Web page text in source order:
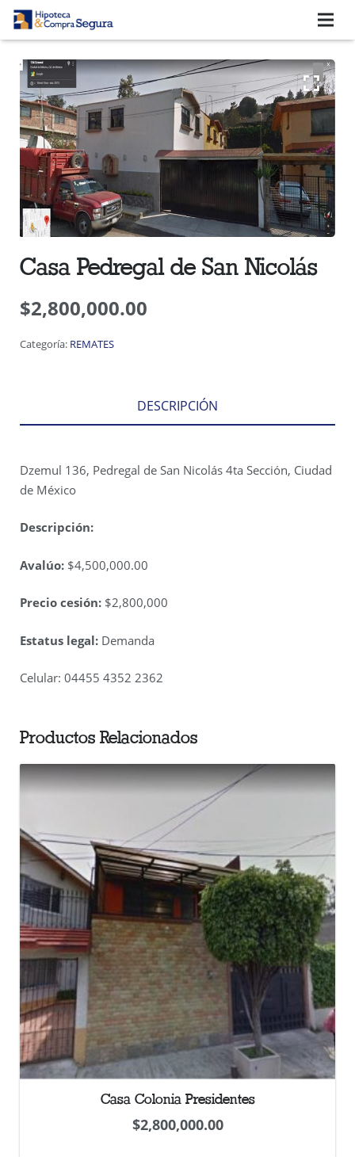
QUIENES SOMOS
SERVICIOS
BLOG
VIDEOTECA
COMENTARIOS DE CLIENTES
CONTACTO
¿Cómo comprar tu casa con un crédito?
Casa Pedregal de San Nicolás
$2,800,000.00
Categoría: REMATES
DESCRIPCIÓN
Dzemul 136, Pedregal de San Nicolás 4ta Sección, Ciudad
de México
Descripción:
Avalúo: $4,500,000.00
Precio cesión: $2,800,000
Estatus legal: Demanda
Celular: 04455 4352 2362
Productos Relacionados
Casa Colonia Presidentes
$2,800,000.00